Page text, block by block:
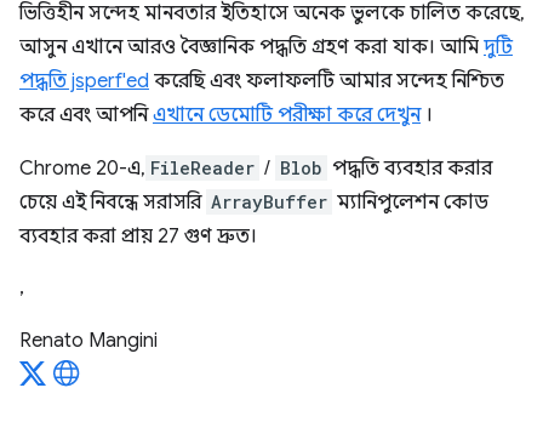
ভিত্তিহীন সন্দেহ মানবতার ইতিহাসে অনেক ভুলকে চালিত করেছে,
আসুন এখানে আরও বৈজ্ঞানিক পদ্ধতি গ্রহণ করা যাক। আমি দুটি
পদ্ধতি jsperf'ed করেছি এবং ফলাফলটি আমার সন্দেহ নিশ্চিত
করে এবং আপনিএখানে ডেমোটি পরীক্ষা করে দেখুন।
Chrome 20-এ, FileReader / Blob পদ্ধতি ব্যবহার করার
চেয়ে এই নিবন্ধে সরাসরি ArrayBuffer ম্যানিপুলেশন কোড
ব্যবহার করা প্রায় 27 গুণ দ্রুত।
,
Renato Mangini